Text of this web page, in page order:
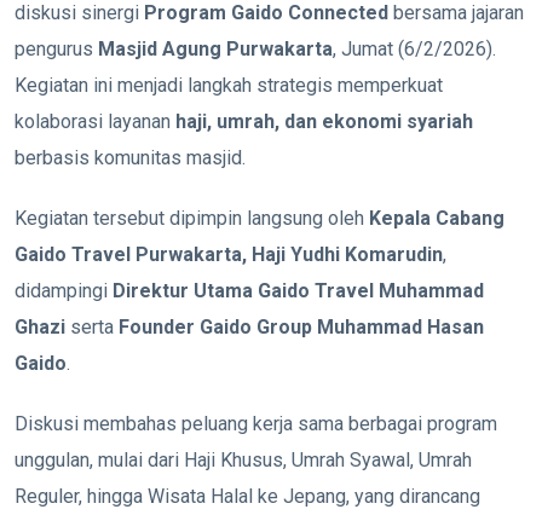
diskusi sinergi Program Gaido Connected bersama jajaran
pengurus Masjid Agung Purwakarta, Jumat (6/2/2026).
Kegiatan ini menjadi langkah strategis memperkuat
kolaborasi layanan haji, umrah, dan ekonomi syariah
berbasis komunitas masjid.
Kegiatan tersebut dipimpin langsung oleh Kepala Cabang
Gaido Travel Purwakarta, Haji Yudhi Komarudin,
didampingi Direktur Utama Gaido Travel Muhammad
Ghazi serta Founder Gaido Group Muhammad Hasan
Gaido.
Diskusi membahas peluang kerja sama berbagai program
unggulan, mulai dari Haji Khusus, Umrah Syawal, Umrah
Reguler, hingga Wisata Halal ke Jepang, yang dirancang